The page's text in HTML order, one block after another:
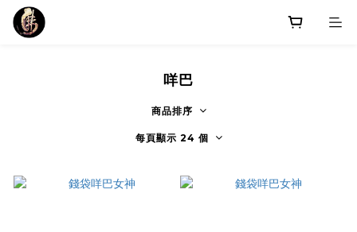
咩巴
商品排序
每頁顯示 24 個